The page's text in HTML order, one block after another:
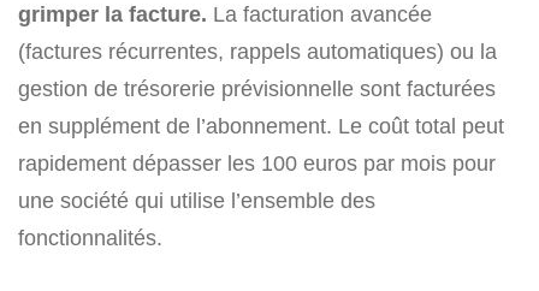
grimper la facture. La facturation avancée
(factures récurrentes, rappels automatiques) ou la
gestion de trésorerie prévisionnelle sont facturées
en supplément de l’abonnement. Le coût total peut
rapidement dépasser les 100 euros par mois pour
une société qui utilise l’ensemble des
fonctionnalités.